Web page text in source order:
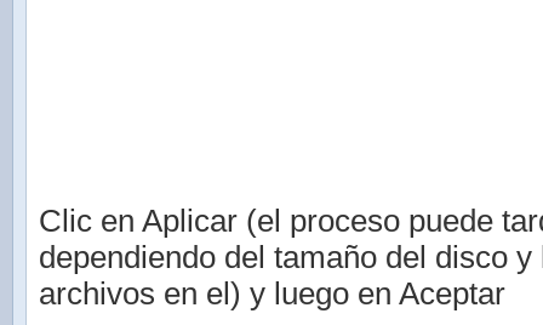
Clic en Aplicar (el proceso puede
dependiendo del tamaño del disco y
archivos en el) y luego en Aceptar